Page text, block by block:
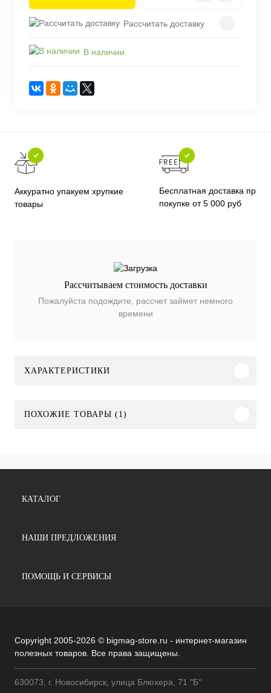
Рассчитать доставку
В наличии
Аккуратно упакуем хрупкие
товары
Бесплатная доставка при
покупке от 5 000 руб
Рассчитываем стоимость доставки
Пожалуйста подождите, рассчет займет немного
времени
ХАРАКТЕРИСТИКИ
ПОХОЖИЕ ТОВАРЫ (1)
КАТАЛОГ
НАШИ ПРЕДЛОЖЕНИЯ
ПОМОЩЬ И СЕРВИСЫ
Copyright 2005-2026 © bigmag-store.ru - интернет-магазин
полезных товаров. Все права защищены.
630073, г. Новосибирск, улица Блюхера, 71 "Б"